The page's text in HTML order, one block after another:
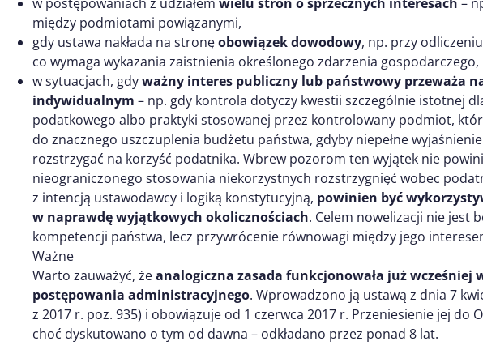
w postępowaniach z udziałem wielu stron o sprzecznych interesach –
między podmiotami powiązanymi,
gdy ustawa nakłada na stronęobowiązek dowodowy, np. przy
co wymaga wykazania zaistnienia określonego zdarzenia gospodarczego,
w sytuacjach, gdyważny interes publiczny lub państwowy przeważa
indywidualnym – np. gdy kontrola dotyczy kwestii szczególnie istotnej
podatkowego albo praktyki stosowanej przez kontrolowany podmiot,
do znacznego uszczuplenia budżetu państwa, gdyby niepełne
rozstrzygać na korzyść podatnika. Wbrew pozorom ten wyjątek nie
nieograniczonego stosowania niekorzystnych rozstrzygnięć wobec
z intencją ustawodawcy i logiką konstytucyjną, powinien być
w naprawdę wyjątkowych okolicznościach. Celem nowelizacji nie jest
kompetencji państwa, lecz przywrócenie równowagi między jego
Ważne
Warto zauważyć, żeanalogiczna zasada funkcjonowała już wcześniej
postępowania administracyjnego. Wprowadzono ją ustawą z dnia 7
z 2017 r. poz. 935) i obowiązuje od 1 czerwca 2017 r. Przeniesienie jej do
choć dyskutowano o tym od dawna – odkładano przez ponad 8 lat.